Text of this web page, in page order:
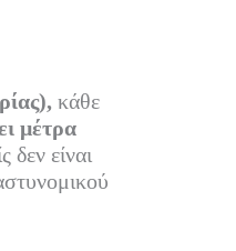
κάθε
μέτρα
δεν είναι